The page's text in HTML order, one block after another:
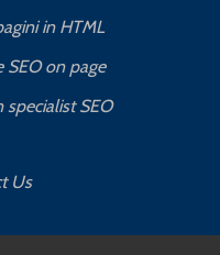
in HTML
SEO on page
specialist SEO
Us